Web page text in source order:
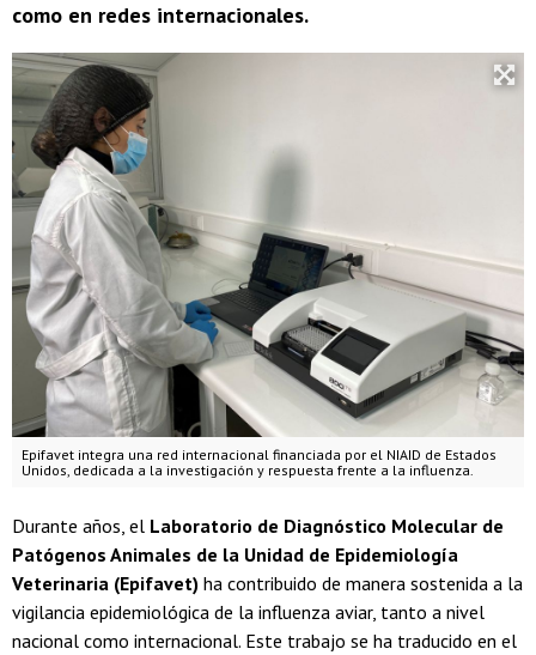
como en redes internacionales.
Epifavet integra una red internacional financiada por el NIAID de Estados
Unidos, dedicada a la investigación y respuesta frente a la influenza.
Durante años, el Laboratorio de Diagnóstico Molecular de
Patógenos Animales de la Unidad de Epidemiología
Veterinaria (Epifavet) ha contribuido de manera sostenida a la
vigilancia epidemiológica de la influenza aviar, tanto a nivel
nacional como internacional. Este trabajo se ha traducido en el